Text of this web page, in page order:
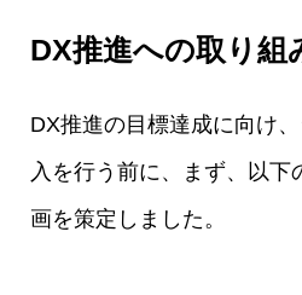
DX推進への取り組
DX推進の目標達成に向け
入を行う前に、まず、以
画を策定しました。